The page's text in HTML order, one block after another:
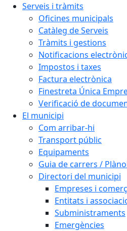
Serveis i tràmits
Oficines municipals
Catàleg de Serveis
Tràmits i gestions
Notificacions
Impostos i taxes
Factura electrònica
Finestreta Única
Verificació de
El municipi
Com arribar-hi
Transport públic
Equipaments
Guia de carrers /
Directori del municipi
Empreses i
Entitats i
Subministraments
Emergències